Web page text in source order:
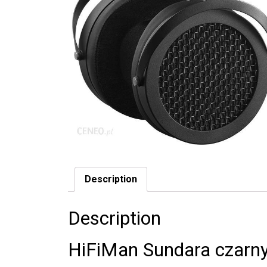
Description
Description
HiFiMan Sundara